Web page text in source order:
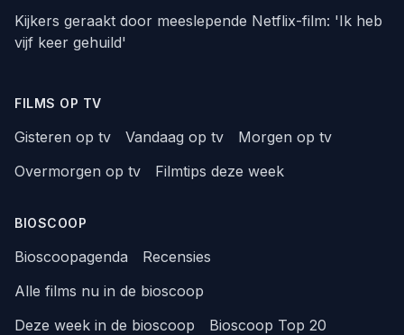
Kijkers geraakt door meeslepende Netflix-film: 'Ik heb
vijf keer gehuild'
FILMS OP TV
Gisteren op tv Vandaag op tv
Morgen op tv
Overmorgen op tv
Filmtips deze week
BIOSCOOP
Bioscoopagenda
Recensies
Alle films nu in de bioscoop
Deze week in de bioscoop
Bioscoop Top 20